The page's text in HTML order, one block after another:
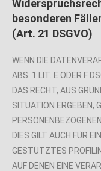
besonderen
(Art. 21 DSGVO)
WENN DIE
ABS. 1 LIT. E ODER F
DAS RECHT, AUS
SITUATION ERGEBEN,
DIES GILT AUCH FÜR
GESTÜTZTES
AUF DENEN EINE